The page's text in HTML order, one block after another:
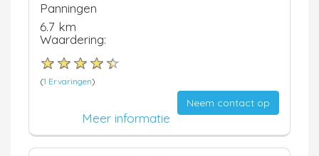
Panningen
6.7 km
Waardering:
(1 Ervaringen)
Neem contact op
Meer informatie